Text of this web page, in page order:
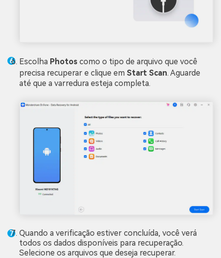
Escolha Photos como o tipo de arquivo que você
precisa recuperar e clique em Start Scan. Aguarde
até que a varredura esteja completa.
Quando a verificação estiver concluída, você verá
todos os dados disponíveis para recuperação.
Selecione os arquivos que deseja recuperar.